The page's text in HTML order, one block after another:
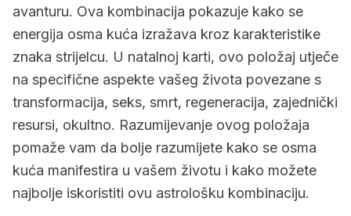
avanturu. Ova kombinacija pokazuje kako se
energija osma kuća izražava kroz karakteristike
znaka strijelcu. U natalnoj karti, ovo položaj utječe
na specifične aspekte vašeg života povezane s
transformacija, seks, smrt, regeneracija, zajednički
resursi, okultno. Razumijevanje ovog položaja
pomaže vam da bolje razumijete kako se osma
kuća manifestira u vašem životu i kako možete
najbolje iskoristiti ovu astrološku kombinaciju.